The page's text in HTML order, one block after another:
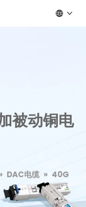
被动铜电
DAC电缆 » 40G